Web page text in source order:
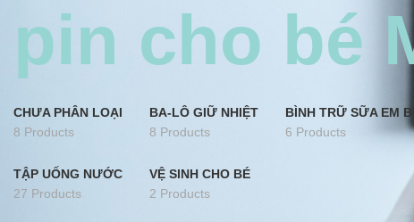
pin cho bé
CHƯA PHÂN LOẠI
8 Products
BA-LÔ GIỮ NHIỆT
8 Products
BÌNH TRỮ SỮA EM BÉ
6 Products
TẬP UỐNG NƯỚC
27 Products
VỆ SINH CHO BÉ
2 Products